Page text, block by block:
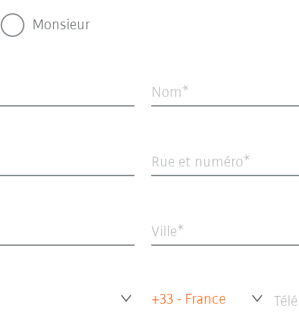
Monsieur
Nom
Rue et numéro
Ville
+33 - France